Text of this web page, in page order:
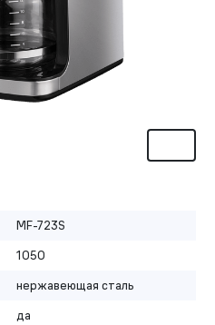
MF-723S
1050
нержавеющая сталь
да